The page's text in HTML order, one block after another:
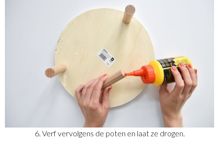
6. Verf vervolgens de poten en laat ze drogen.